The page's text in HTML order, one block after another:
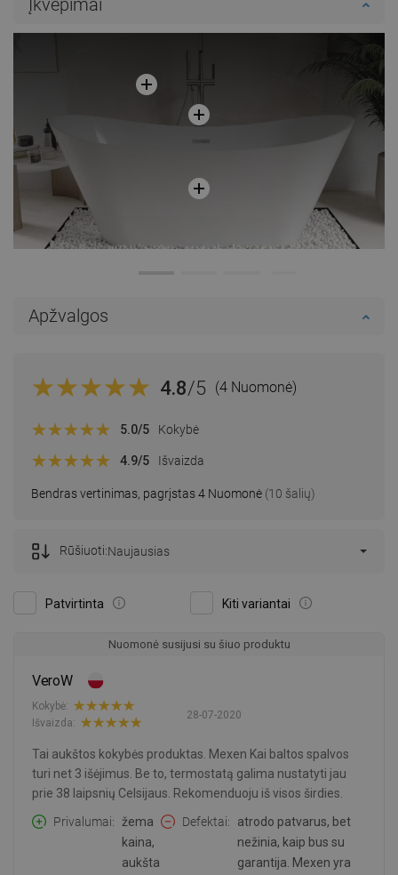
Apžvalgos
4.8/5 (4 Nuomonė)
Bendras vertinimas, pagrįstas 4 Nuomonė (10 šalių)
5.0/5 Kokybė
4.9/5 Išvaizda
Patvirtinta Kiti variantai
Rūšiuoti:Naujausias
Nuomonė susijusi su šiuo produktu
VeroW
28-07-2020
Kokybė:
Išvaizda:
Tai aukštos kokybės produktas. Mexen Kai baltos spalvos
turi net 3 išėjimus. Be to, termostatą galima nustatyti jau
prie 38 laipsnių Celsijaus. Rekomenduoju iš visos širdies.
Privalumai
žema
kaina,
aukšta
Defektai
atrodo patvarus, bet
nežinia, kaip bus su
garantija. Mexen yra